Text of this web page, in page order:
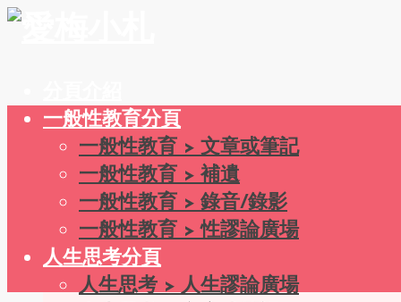
一般性教育分頁
一般性教育 > 文章或筆記
一般性教育 > 補遺
一般性教育 > 錄音/錄影
一般性教育 > 性謬論廣場
人生思考分頁
人生思考 > 人生謬論廣場